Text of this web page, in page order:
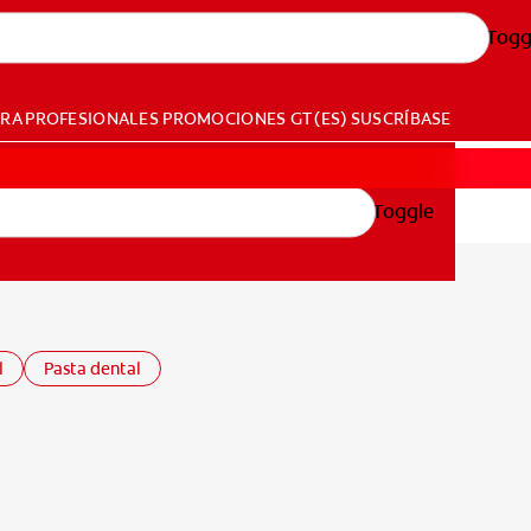
PROFESIONALES PROMOCIONES GT (ES) SUSCRÍBASE
Toggle
Pasta dental